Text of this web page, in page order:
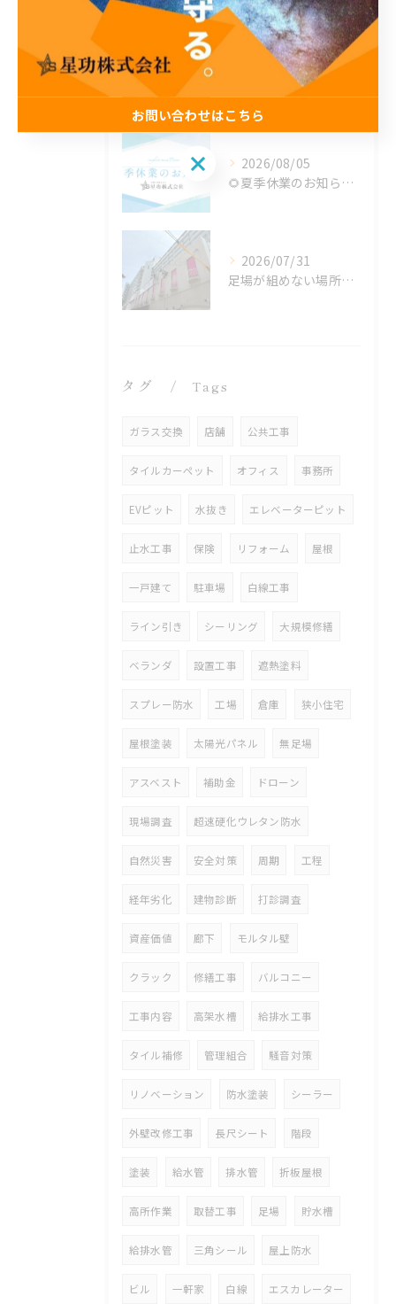
2026/08/06
2026/08/05
🌻夏季休業のお知らせ🌻
2026/07/31
足場が組めない場所でも施工可能！ロープアクセス工法の特徴と対応できる工事
タグ Tags
ガラス交換 店舗 公共工事
タイルカーペット オフィス 事務所
EVピット 水抜き エレベーターピット
止水工事 保険 リフォーム 屋根
一戸建て 駐車場 白線工事
ライン引き シーリング 大規模修繕
ベランダ 設置工事 遮熱塗料
スプレー防水 工場 倉庫 狭小住宅
屋根塗装 太陽光パネル 無足場
アスベスト 補助金 ドローン
現場調査 超速硬化ウレタン防水
自然災害 安全対策 周期 工程
経年劣化 建物診断 打診調査
資産価値 廊下 モルタル壁
クラック 修繕工事 バルコニー
工事内容 高架水槽 給排水工事
タイル補修 管理組合 騒音対策
リノベーション 防水塗装 シーラー
外壁改修工事 長尺シート 階段
塗装 給水管 排水管 折板屋根
高所作業 取替工事 足場 貯水槽
給排水管 三角シール 屋上防水
ビル 一軒家 白線 エスカレーター
お問い合わせはこちら
お問い合わせはこちら